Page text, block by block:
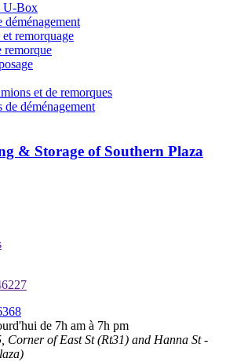
U-Box
déménagement
remorquage
remorque
et de remorques
de déménagement
& Storage of Southern Plaza
de 7h am à 7h pm
Corner of East St (Rt31) and Hanna St -